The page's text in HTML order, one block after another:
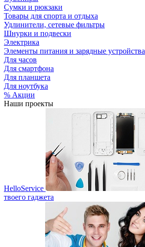
Сумки и рюкзаки
Товары для спорта и отдыха
Удлинители, сетевые фильтры
Шнурки и подвески
Электрика
Элементы питания и зарядные устройства
Для часов
Для смартфона
Для планшета
Для ноутбука
% Акции
Наши проекты
HelloService
твоего гаджета